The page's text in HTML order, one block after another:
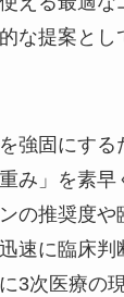
な提案とし
強固にする
み」を素早
の推奨度や
速に臨床判
3次医療の